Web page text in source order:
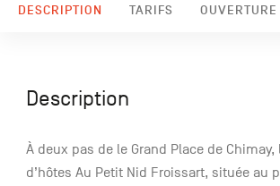
DESCRIPTION TARIFS OUVERTURE
Description
À deux pas de le Grand Place de
d’hôtes Au Petit Nid Froissart, située au